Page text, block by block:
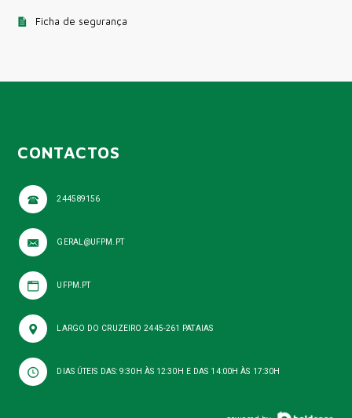
Ficha de segurança
CONTACTOS
244589156
GERAL@UFPM.PT
UFPM.PT
LARGO DO CRUZEIRO 2445-261 PATAIAS
DIAS ÚTEIS DAS: 9:30H ÀS 12:30H E DAS 14:00H ÀS 17:30H